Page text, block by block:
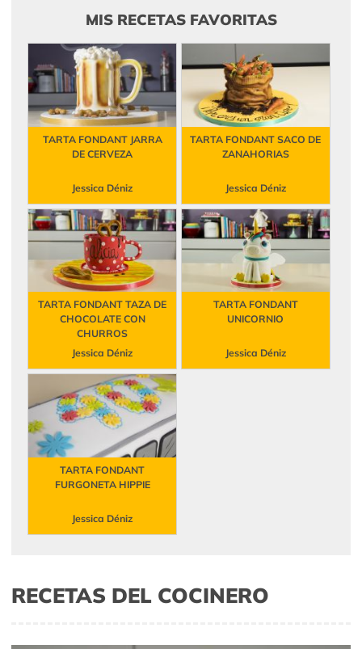
MIS RECETAS FAVORITAS
TARTA FONDANT JARRA
DE CERVEZA
Jessica Déniz
TARTA FONDANT SACO DE
ZANAHORIAS
Jessica Déniz
TARTA FONDANT TAZA DE
CHOCOLATE CON
CHURROS
Jessica Déniz
TARTA FONDANT
UNICORNIO
Jessica Déniz
TARTA FONDANT
FURGONETA HIPPIE
Jessica Déniz
RECETAS DEL COCINERO